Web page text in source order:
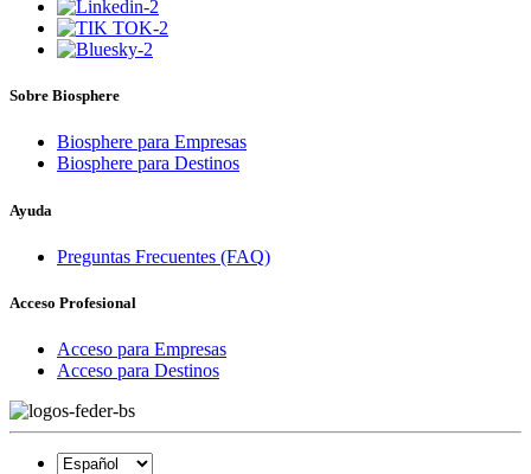
Sobre Biosphere
Biosphere para Empresas
Biosphere para Destinos
Ayuda
Preguntas Frecuentes (FAQ)
Acceso Profesional
Acceso para Empresas
Acceso para Destinos